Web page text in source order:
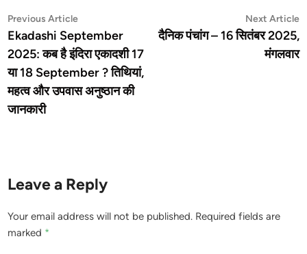
Post
navigation
Previous ArticlePrevious
article:
Ekadashi September
2025: कब है इंदिरा एकादशी 17
या 18 September ? तिथियां,
महत्व और उपवास अनुष्ठान की
जानकारी
Next Article
दैनिक पंचांग – 16 सितंबर 2025,
मंगलवार
Leave a Reply
Your email address will not be published. Required fields are
marked *